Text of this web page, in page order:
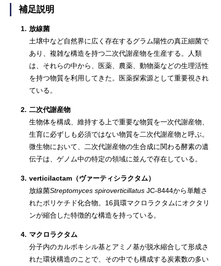
補足説明
1. 放線菌
土壌中など自然界に広く存在するグラム陽性の真正細菌で
あり、複雑な構造を持つ二次代謝産物を生産する。人類
は、それらの中から、医薬、農薬、動物薬などの生理活性
を持つ物質を利用してきた。医薬探索源として重要視され
ている。
2. 二次代謝産物
生物体を構成、維持する上で重要な物質を一次代謝産物、
生育に必ずしも必須ではない物質を二次代謝産物と呼ぶ。
微生物において、二次代謝産物の生合成に関わる酵素の遺
伝子は、ゲノム中の特定の領域に並んで存在している。
3. verticilactam（ヴァーティシラクタム）
放線菌Streptomyces spiroverticillatus JC-8444から単離さ
れたポリケチド化合物。16員環マクロラクタムにオクタリ
ンが縮合した特徴的な構造を持っている。
4. マクロラクタム
分子内のカルボキシル基とアミノ基が脱水縮合して形成さ
れた環状構造のことで、その中でも構成する炭素数の多い